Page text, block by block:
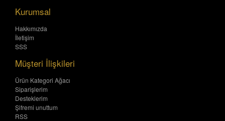
Kurumsal
Hakkımızda
İletişim
SSS
Müşteri İlişkileri
Ürün Kategori Ağacı
Siparişlerim
Desteklerim
Şifremi unuttum
RSS